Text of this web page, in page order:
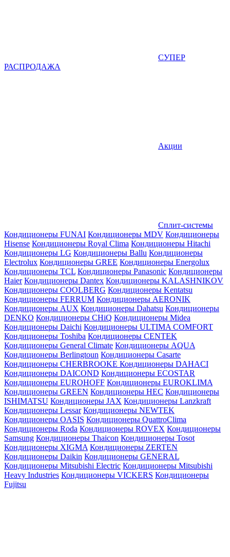
СУПЕР
РАСПРОДАЖА
Акции
Сплит-системы
Кондиционеры FUNAI Кондиционеры MDV Кондиционеры
Hisense Кондиционеры Royal Clima Кондиционеры Hitachi
Кондиционеры LG Кондиционеры Ballu Кондиционеры
Electrolux Кондиционеры GREE Кондиционеры Energolux
Кондиционеры TCL Кондиционеры Panasonic Кондиционеры
Haier Кондиционеры Dantex Кондиционеры KALASHNIKOV
Кондиционеры СOOLBERG Кондиционеры Kentatsu
Кондиционеры FERRUM Кондиционеры AERONIK
Кондиционеры AUX Кондиционеры Dahatsu Кондиционеры
DENKO Кондиционеры CHiQ Кондиционеры Midea
Кондиционеры Daichi Кондиционеры ULTIMA COMFORT
Кондиционеры Toshiba Кондиционеры CENTEK
Кондиционеры General Climate Кондиционеры AQUA
Кондиционеры Berlingtoun Кондиционеры Casarte
Кондиционеры CHERBROOKE Кондиционеры DAHACI
Кондиционеры DAICOND Кондиционеры ECOSTAR
Кондиционеры EUROHOFF Кондиционеры EUROKLIMA
Кондиционеры GREEN Кондиционеры HEC Кондиционеры
ISHIMATSU Кондиционеры JAX Кондиционеры Lanzkraft
Кондиционеры Lessar Кондиционеры NEWTEK
Кондиционеры OASIS Кондиционеры QuattroClima
Кондиционеры Roda Кондиционеры ROVEX Кондиционеры
Samsung Кондиционеры Thaicon Кондиционеры Tosot
Кондиционеры XIGMA Кондиционеры ZERTEN
Кондиционеры Daikin Кондиционеры GENERAL
Кондиционеры Mitsubishi Electric Кондиционеры Mitsubishi
Heavy Industries Кондиционеры VICKERS Кондиционеры
Fujitsu